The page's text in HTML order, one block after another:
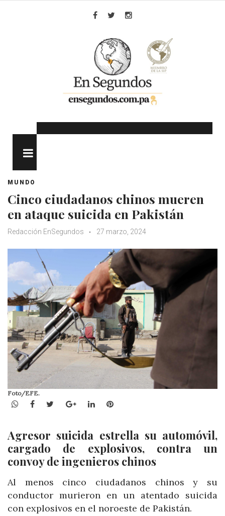
MUNDO
Cinco ciudadanos chinos mueren
en ataque suicida en Pakistán
Redacción EnSegundos 27 marzo, 2024
Foto/EFE.
WhatsApp
Facebook
TwitterGoogle+LinkedInPinterest
Agresor suicida estrella su automóvil,
cargado de explosivos, contra un
convoy de ingenieros chinos
Al menos cinco ciudadanos chinos y su
conductor murieron en un atentado suicida
con explosivos en el noroeste de Pakistán.